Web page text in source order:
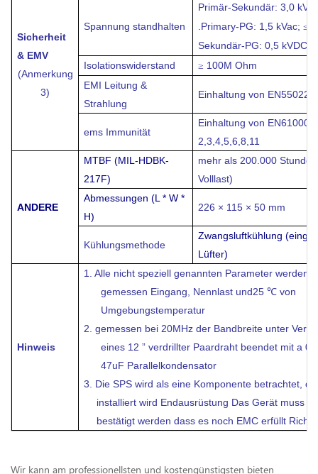
Sicherheit
& EMV
(Anmerkung
3)
Spannung standhalten
Primär-Sekundär: 3,0
.Primary-PG: 1,5 kVac;≤
Sekundär-PG: 0,5 kVDC;
Isolationswiderstand ≥ 100M Ohm
EMI Leitung &
Strahlung
Einhaltung von EN55022
ems Immunität
Einhaltung von EN61000-
2,3,4,5,6,8,11
ANDERE
MTBF (MIL-HDBK-
217F)
mehr als 200.000
Volllast)
Abmessungen (L * W *
H)
226 × 115 × 50 mm
Kühlungsmethode
Zwangsluftkühlung
Lüfter)
Hinweis
1.Alle nicht speziell genannten Parameter werden
gemessen Eingang, Nennlast und25 ℃ von
Umgebungstemperatur
2.gemessen bei 20MHz der Bandbreite unter
eines 12 ” verdrillter Paardraht beendet mit a
47uF Parallelkondensator
3. Die SPS wird als eine Komponente betrachtet,
installiert wird Endausrüstung Das Gerät muss
bestätigt werden dass es noch EMC erfüllt
Wir kann am professionellsten und kostengünstigsten bieten